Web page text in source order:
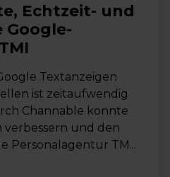
Echtzeit- und
Google-
Textanzeigen
ist zeitaufwendig
Channable konnte
verbessern und den
Personalagentur TM...